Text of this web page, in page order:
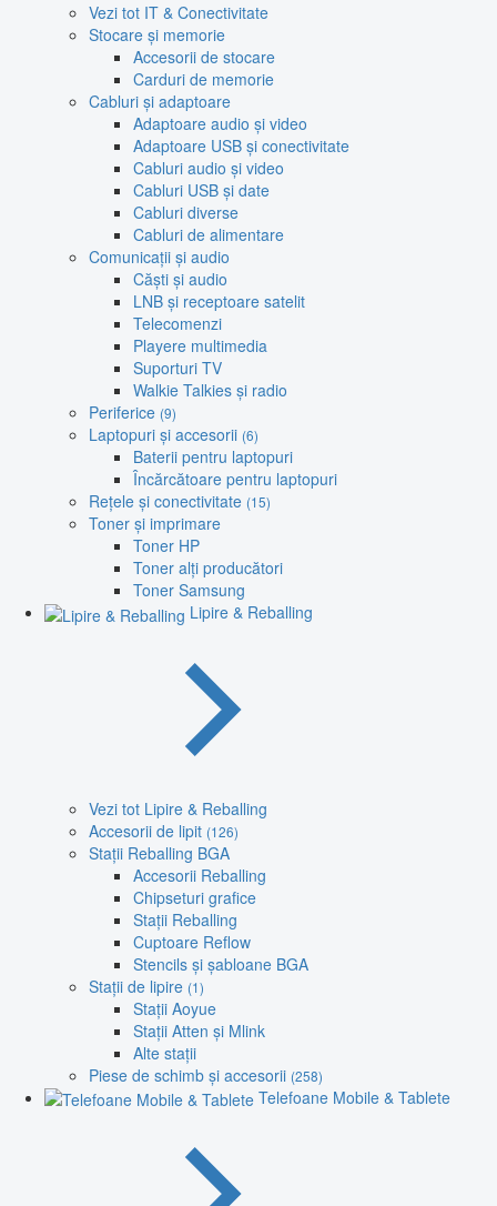
Vezi tot IT & Conectivitate
Stocare și memorie
Accesorii de stocare
Carduri de memorie
Cabluri și adaptoare
Adaptoare audio și video
Adaptoare USB și conectivitate
Cabluri audio și video
Cabluri USB și date
Cabluri diverse
Cabluri de alimentare
Comunicații și audio
Căști și audio
LNB și receptoare satelit
Telecomenzi
Playere multimedia
Suporturi TV
Walkie Talkies și radio
Periferice (9)
Laptopuri și accesorii (6)
Baterii pentru laptopuri
Încărcătoare pentru laptopuri
Rețele și conectivitate (15)
Toner și imprimare
Toner HP
Toner alți producători
Toner Samsung
Lipire & Reballing
Vezi tot Lipire & Reballing
Accesorii de lipit (126)
Stații Reballing BGA
Accesorii Reballing
Chipseturi grafice
Stații Reballing
Cuptoare Reflow
Stencils și șabloane BGA
Stații de lipire (1)
Stații Aoyue
Stații Atten și Mlink
Alte stații
Piese de schimb și accesorii (258)
Telefoane Mobile & Tablete